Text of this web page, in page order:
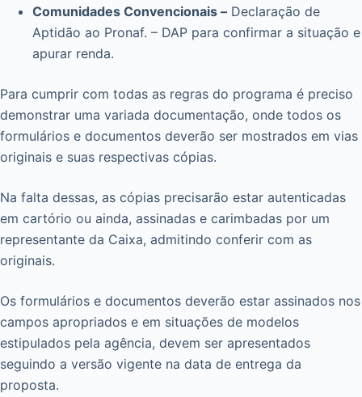
Comunidades Convencionais – Declaração de
Aptidão ao Pronaf. – DAP para confirmar a situação e
apurar renda.
Para cumprir com todas as regras do programa é preciso
demonstrar uma variada documentação, onde todos os
formulários e documentos deverão ser mostrados em vias
originais e suas respectivas cópias.
Na falta dessas, as cópias precisarão estar autenticadas
em cartório ou ainda, assinadas e carimbadas por um
representante da Caixa, admitindo conferir com as
originais.
Os formulários e documentos deverão estar assinados nos
campos apropriados e em situações de modelos
estipulados pela agência, devem ser apresentados
seguindo a versão vigente na data de entrega da
proposta.